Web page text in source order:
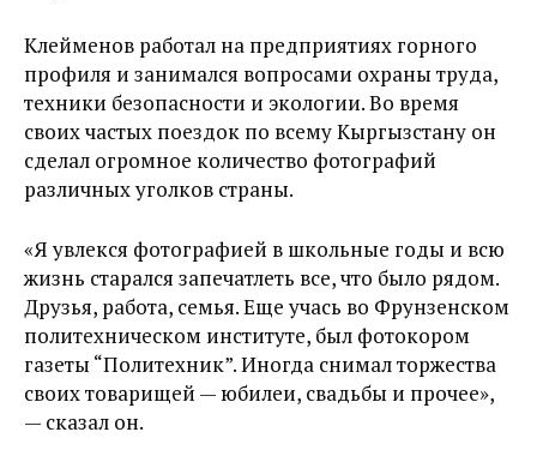
Клейменов работал на предприятиях горного
профиля и занимался вопросами охраны труда,
техники безопасности и экологии. Во время
своих частых поездок по всему Кыргызстану он
сделал огромное количество фотографий
различных уголков страны.
«Я увлекся фотографией в школьные годы и всю
жизнь старался запечатлеть все, что было рядом.
Друзья, работа, семья. Еще учась во Фрунзенском
политехническом институте, был фотокором
газеты “Политехник”. Иногда снимал торжества
своих товарищей — юбилеи, свадьбы и прочее»,
— сказал он.